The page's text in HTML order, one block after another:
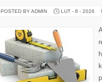
POSTED BY ADMIN LUT - 8 - 2026